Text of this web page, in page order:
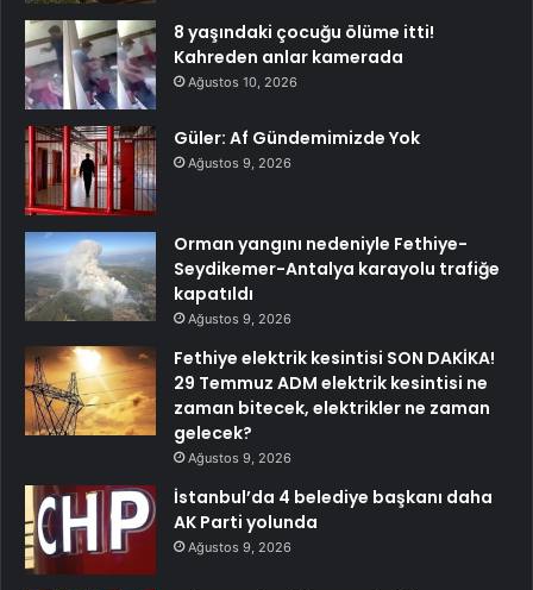
8 yaşındaki çocuğu ölüme itti!
Kahreden anlar kamerada
Ağustos 10, 2026
Güler: Af Gündemimizde Yok
Ağustos 9, 2026
Orman yangını nedeniyle Fethiye-
Seydikemer-Antalya karayolu trafiğe
kapatıldı
Ağustos 9, 2026
Fethiye elektrik kesintisi SON DAKİKA!
29 Temmuz ADM elektrik kesintisi ne
zaman bitecek, elektrikler ne zaman
gelecek?
Ağustos 9, 2026
İstanbul’da 4 belediye başkanı daha
AK Parti yolunda
Ağustos 9, 2026